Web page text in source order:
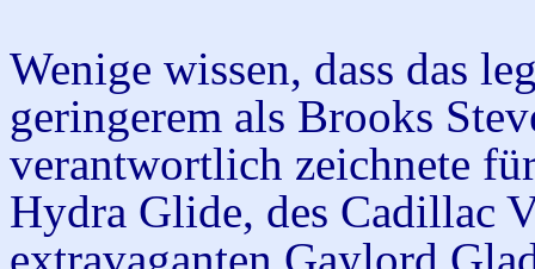
Wenige wissen, dass das
geringerem als Brooks
verantwortlich zeichnete
Hydra Glide, des Cadillac